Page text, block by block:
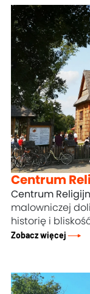
Centrum
Centrum
malowniczej
historię i
Zobacz więcej